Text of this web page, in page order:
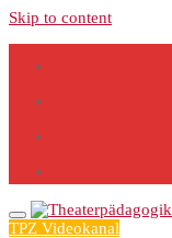
Skip to content
TPZ Videokanal